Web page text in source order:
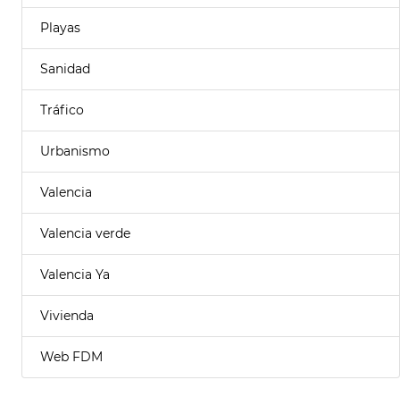
Playas
Sanidad
Tráfico
Urbanismo
Valencia
Valencia verde
Valencia Ya
Vivienda
Web FDM